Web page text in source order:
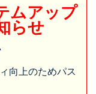
ムアップ
らせ
向上のためパス